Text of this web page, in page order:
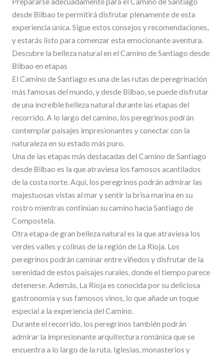
desde Bilbao te permitirá disfrutar plenamente de esta
experiencia única. Sigue estos consejos y recomendaciones,
y estarás listo para comenzar esta emocionante aventura.
Descubre la belleza natural en el Camino de Santiago desde
Bilbao en etapas
El Camino de Santiago es una de las rutas de peregrinación
más famosas del mundo, y desde Bilbao, se puede disfrutar
de una increíble belleza natural durante las etapas del
recorrido. A lo largo del camino, los peregrinos podrán
contemplar paisajes impresionantes y conectar con la
naturaleza en su estado más puro.
Una de las etapas más destacadas del Camino de Santiago
desde Bilbao es la que atraviesa los famosos acantilados
de la costa norte. Aquí, los peregrinos podrán admirar las
majestuosas vistas al mar y sentir la brisa marina en su
rostro mientras continúan su camino hacia Santiago de
Compostela.
Otra etapa de gran belleza natural es la que atraviesa los
verdes valles y colinas de la región de La Rioja. Los
peregrinos podrán caminar entre viñedos y disfrutar de la
serenidad de estos paisajes rurales, donde el tiempo parece
detenerse. Además, La Rioja es conocida por su deliciosa
gastronomía y sus famosos vinos, lo que añade un toque
especial a la experiencia del Camino.
Durante el recorrido, los peregrinos también podrán
admirar la impresionante arquitectura románica que se
encuentra a lo largo de la ruta. Iglesias, monasterios y